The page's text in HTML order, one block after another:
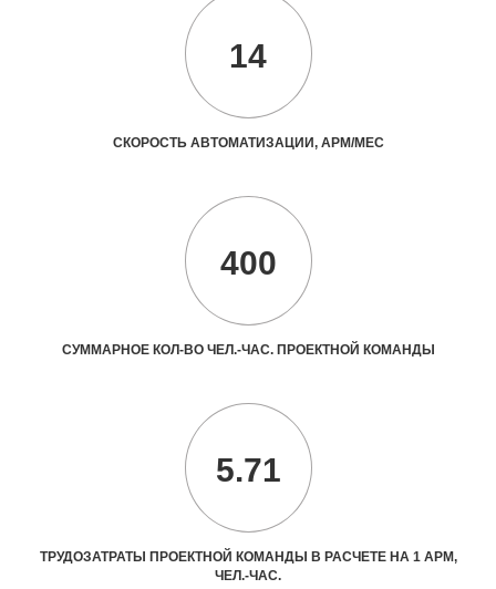
14
СКОРОСТЬ АВТОМАТИЗАЦИИ, АРМ/МЕС
400
СУММАРНОЕ КОЛ-ВО ЧЕЛ.-ЧАС. ПРОЕКТНОЙ КОМАНДЫ
5.71
ТРУДОЗАТРАТЫ ПРОЕКТНОЙ КОМАНДЫ В РАСЧЕТЕ НА 1 АРМ,
ЧЕЛ.-ЧАС.